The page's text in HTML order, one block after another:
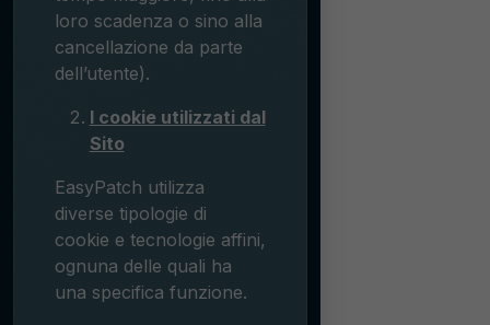
loro scadenza o sino alla
cancellazione da parte
dell’utente).
I cookie utilizzati dal
Sito
EasyPatch utilizza
diverse tipologie di
cookie e tecnologie affini,
ognuna delle quali ha
una specifica funzione.